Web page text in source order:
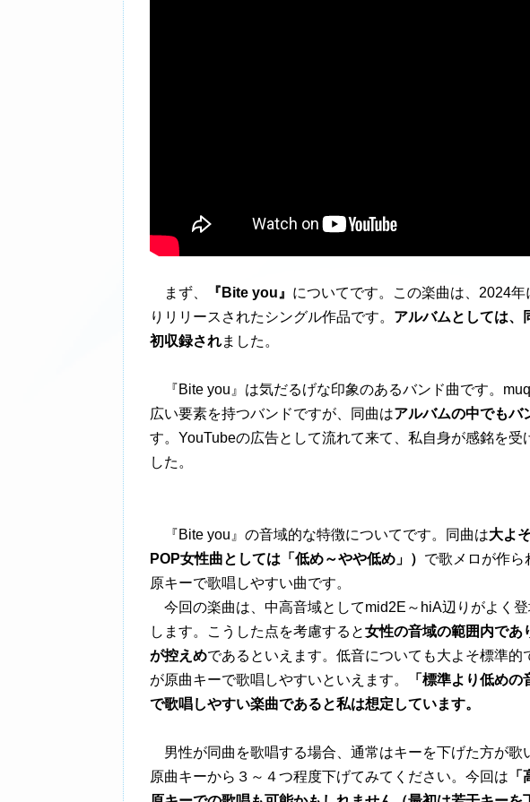
まず、 『Bite you』 についてです。この楽曲は、2024
りリリースされたシングル作品です。 アルバムとしては
初収録されました。
『Bite you』は気だるげな印象のあるバンド曲です。
広い要素を持つバンドですが、同曲はアルバムの中でもバ
す。YouTubeの広告として流れて来て、私自身が感銘を受
した。
『Bite you』の音域的な特徴についてです。同曲は大よ
POP女性曲としては「低め～やや低め」） で歌メロが作ら
原キーで歌唱しやすい曲です。
今回の楽曲は、中高音域としてmid2E～hiA辺りがよく
します。こうした点を考慮すると女性の音域の範囲内であ
が控えめであるといえます。低音についても大よそ標準
が原曲キーで歌唱しやすいといえます。
「標準より低め
で歌唱しやすい楽曲であると私は想定しています。
男性が同曲を歌唱する場合、通常はキーを下げた方が歌
原曲キーから３～４つ程度下げてみてください。今回は